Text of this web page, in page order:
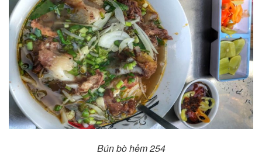
Bún bò hẻm 254